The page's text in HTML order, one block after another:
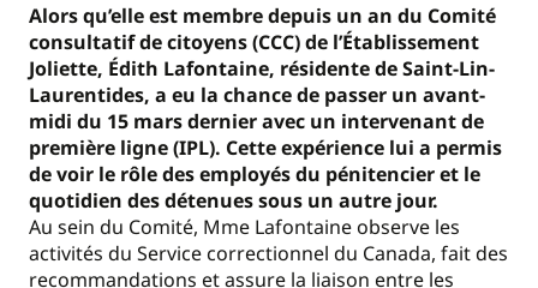
Alors qu’elle est membre depuis un an du Comité
consultatif de citoyens (CCC) de l’Établissement
Joliette, Édith Lafontaine, résidente de Saint-Lin-
Laurentides, a eu la chance de passer un avant-
midi du 15 mars dernier avec un intervenant de
première ligne (IPL). Cette expérience lui a permis
de voir le rôle des employés du pénitencier et le
quotidien des détenues sous un autre jour.
Au sein du Comité, Mme Lafontaine observe les
activités du Service correctionnel du Canada, fait des
recommandations et assure la liaison entre les